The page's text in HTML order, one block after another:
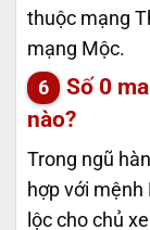
thuộc mạng
mạng Mộc.
Số 0
nào?
Trong ngũ
hợp với mệnh
lộc cho chủ